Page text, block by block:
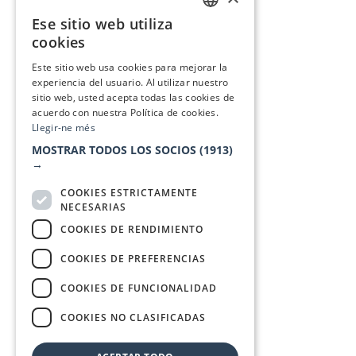
Ese sitio web utiliza
cookies
Este sitio web usa cookies para mejorar la
experiencia del usuario. Al utilizar nuestro
sitio web, usted acepta todas las cookies de
acuerdo con nuestra Política de cookies.
Llegir-ne més
MOSTRAR TODOS LOS SOCIOS (1913)
→
COOKIES ESTRICTAMENTE
NECESARIAS
COOKIES DE RENDIMIENTO
COOKIES DE PREFERENCIAS
COOKIES DE FUNCIONALIDAD
COOKIES NO CLASIFICADAS